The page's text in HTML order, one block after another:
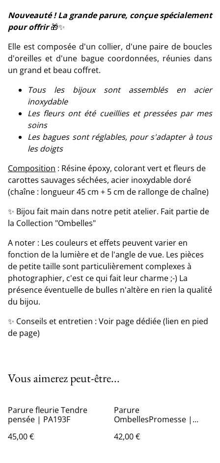
Nouveauté ! La grande parure, conçue spécialement
pour offrir🎁✨
Elle est composée d'un collier, d'une paire de boucles
d'oreilles et d'une bague coordonnées, réunies dans
un grand et beau coffret.
Tous les bijoux sont assemblés en acier
inoxydable
Les fleurs ont été cueillies et pressées par mes
soins
Les bagues sont réglables, pour s'adapter à tous
les doigts
Composition : Résine époxy, colorant vert et fleurs de
carottes sauvages séchées, acier inoxydable doré
(chaîne : longueur 45 cm + 5 cm de rallonge de chaîne)
✨ Bijou fait main dans notre petit atelier. Fait partie de
la Collection "Ombelles"
A noter : Les couleurs et effets peuvent varier en
fonction de la lumière et de l'angle de vue. Les pièces
de petite taille sont particulièrement complexes à
photographier, c'est ce qui fait leur charme ;-) La
présence éventuelle de bulles n'altère en rien la qualité
du bijou.
✨ Conseils et entretien : Voir page dédiée (lien en pied
de page)
Vous aimerez peut-être...
Parure fleurie Tendre
pensée | PA193F
45,00 €
Parure
OmbellesPromesse |
42,00 €